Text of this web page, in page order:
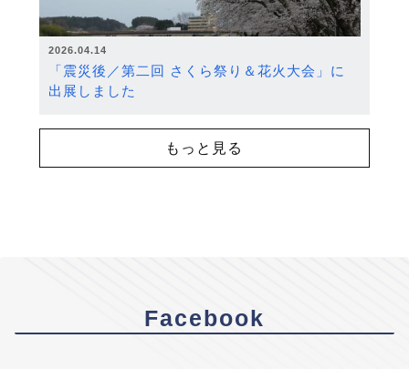
2026.04.14
「震災後／第二回 さくら祭り＆花火大会」に
出展しました
もっと見る
Facebook